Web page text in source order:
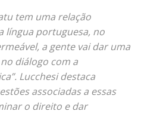
tem uma relação
língua portuguesa, no
a gente vai dar uma
diálogo com a
Lucchesi destaca
associadas a essas
o direito e dar